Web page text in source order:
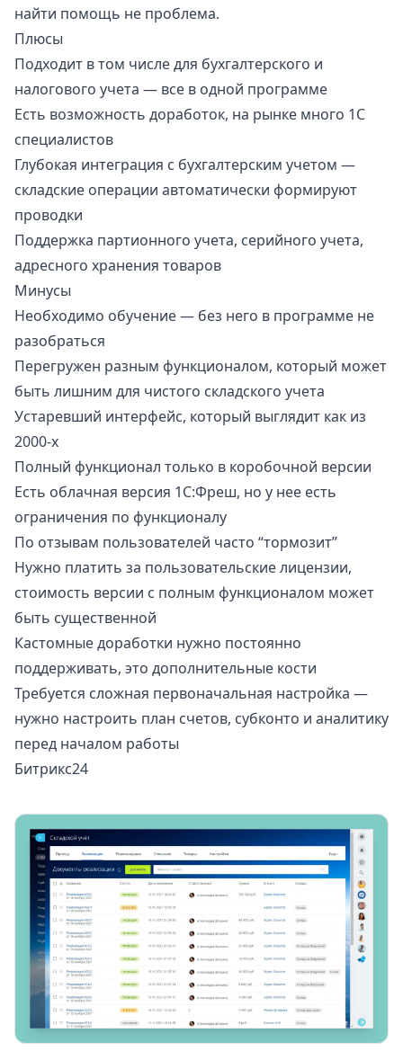
найти помощь не проблема.
Плюсы
Подходит в том числе для бухгалтерского и
налогового учета — все в одной программе
Есть возможность доработок, на рынке много 1С
специалистов
Глубокая интеграция с бухгалтерским учетом —
складские операции автоматически формируют
проводки
Поддержка партионного учета, серийного учета,
адресного хранения товаров
Минусы
Необходимо обучение — без него в программе не
разобраться
Перегружен разным функционалом, который может
быть лишним для чистого складского учета
Устаревший интерфейс, который выглядит как из
2000-х
Полный функционал только в коробочной версии
Есть облачная версия 1С:Фреш, но у нее есть
ограничения по функционалу
По отзывам пользователей часто “тормозит”
Нужно платить за пользовательские лицензии,
стоимость версии с полным функционалом может
быть существенной
Кастомные доработки нужно постоянно
поддерживать, это дополнительные кости
Требуется сложная первоначальная настройка —
нужно настроить план счетов, субконто и аналитику
перед началом работы
Битрикс24